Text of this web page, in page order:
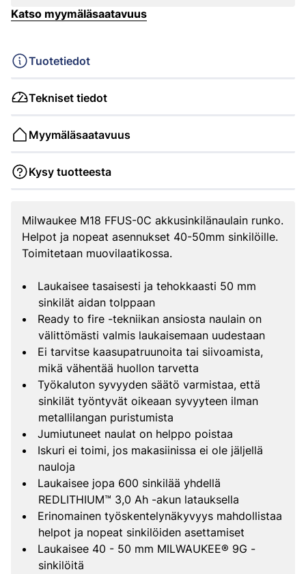
Katso myymäläsaatavuus
Tuotetiedot
Tekniset tiedot
Myymäläsaatavuus
Kysy tuotteesta
Milwaukee M18 FFUS-0C akkusinkilänaulain runko.
Helpot ja nopeat asennukset 40-50mm sinkilöille.
Toimitetaan muovilaatikossa.
Laukaisee tasaisesti ja tehokkaasti 50 mm
sinkilät aidan tolppaan
Ready to fire -tekniikan ansiosta naulain on
välittömästi valmis laukaisemaan uudestaan
Ei tarvitse kaasupatruunoita tai siivoamista,
mikä vähentää huollon tarvetta
Työkaluton syvyyden säätö varmistaa, että
sinkilät työntyvät oikeaan syvyyteen ilman
metallilangan puristumista
Jumiutuneet naulat on helppo poistaa
Iskuri ei toimi, jos makasiinissa ei ole jäljellä
nauloja
Laukaisee jopa 600 sinkilää yhdellä
REDLITHIUM™ 3,0 Ah -akun latauksella
Erinomainen työskentelynäkyvyys mahdollistaa
helpot ja nopeat sinkilöiden asettamiset
Laukaisee 40 - 50 mm MILWAUKEE® 9G -
sinkilöitä